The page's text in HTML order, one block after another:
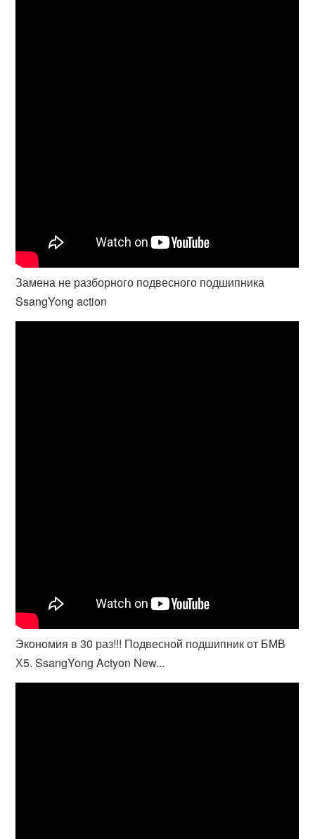
Замена не разборного подвесного подшипника
SsangYong action
Экономия в 30 раз!!! Подвесной подшипник от БМВ
Х5. SsangYong Actyon New...